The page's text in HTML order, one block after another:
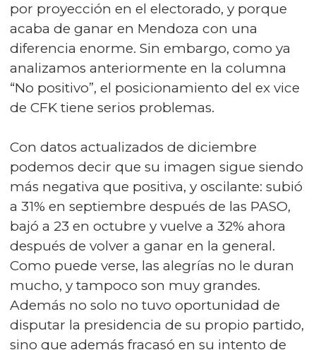
por proyección en el electorado, y porque
acaba de ganar en Mendoza con una
diferencia enorme. Sin embargo, como ya
analizamos anteriormente en la columna
“No positivo”, el posicionamiento del ex vice
de CFK tiene serios problemas.
Con datos actualizados de diciembre
podemos decir que su imagen sigue siendo
más negativa que positiva, y oscilante: subió
a 31% en septiembre después de las PASO,
bajó a 23 en octubre y vuelve a 32% ahora
después de volver a ganar en la general.
Como puede verse, las alegrías no le duran
mucho, y tampoco son muy grandes.
Además no solo no tuvo oportunidad de
disputar la presidencia de su propio partido,
sino que además fracasó en su intento de